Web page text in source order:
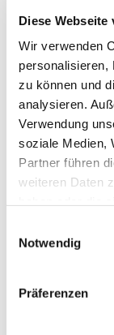
Diese Webseite
Wir verwenden
personalisieren,
zu können und
analysieren.
Verwendung
soziale Medien,
Partner führen
weiteren Daten
Notwendig
Präferenzen
(klein),
Mahlow